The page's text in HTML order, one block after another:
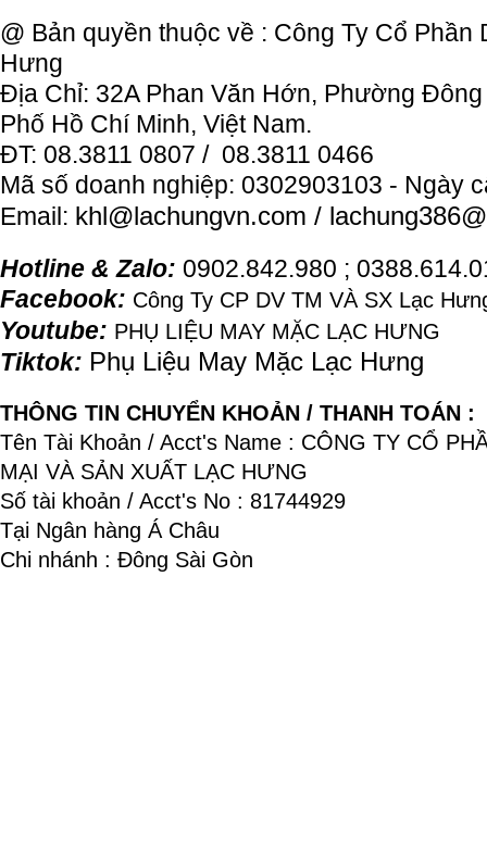
@ Bản quyền thuộc về : Công Ty Cổ Phần
Hưng
Địa Chỉ: 32A Phan Văn Hớn, Phường
Phố Hồ Chí Minh, Việt Nam.
ĐT: 08.3811 0807 / 08.3811 0466
Mã số doanh nghiệp: 0302903103 - Ngày
Email: khl@lachungvn.com /
Hotline & Zalo: 0902.842.980 ;
Facebook: Công Ty CP DV TM VÀ SX Lạc
Youtube: PHỤ LIỆU MAY MẶC LẠC HƯNG
Tiktok: Phụ Liệu May Mặc Lạc Hưng
THÔNG TIN CHUYỂN KHOẢN / THANH TOÁN :
Tên Tài Khoản / Acct's Name : CÔNG TY CỔ
MẠI VÀ SẢN XUẤT LẠC HƯNG
Số tài khoản / Acct's No : 81744929
Tại Ngân hàng Á Châu
Chi nhánh : Đông Sài Gòn